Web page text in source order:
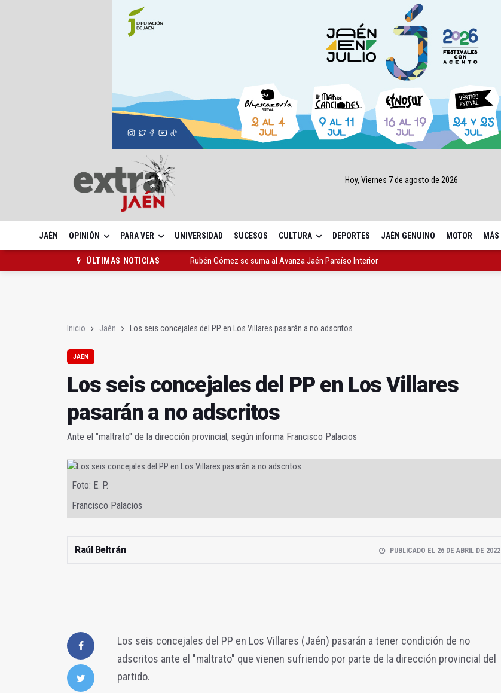
Hoy, Viernes 7 de agosto de 2026
JAÉN OPINIÓN PARA VER UNIVERSIDAD SUCESOS CULTURA DEPORTES JAÉN GENUINO MOTOR MÁS
ÚLTIMAS NOTICIAS
Quesada celebra este sábado una nueva jornada de Orgullo
Inicio Jaén Los seis concejales del PP en Los Villares pasarán a no adscritos
JAÉN
Los seis concejales del PP en Los Villares
pasarán a no adscritos
Ante el "maltrato" de la dirección provincial, según informa Francisco Palacios
Foto: E. P.
Francisco Palacios
Raúl Beltrán PUBLICADO EL 26 DE ABRIL DE 2022
Los seis concejales del PP en Los Villares (Jaén) pasarán a tener condición de no
adscritos ante el "maltrato" que vienen sufriendo por parte de la dirección provincial del
partido.